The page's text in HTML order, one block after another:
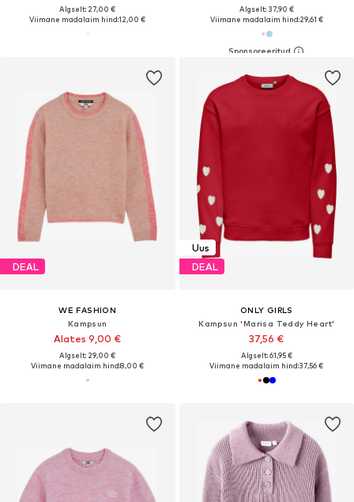
Algselt: 27,00 €
Viimane madalaim hind:12,00 €
Algselt: 37,90 €
Viimane madalaim hind:29,61 €
DEAL
WE FASHION
Kampsun
Alates 9,00 €
Algselt: 29,00 €
Viimane madalaim hind:8,00 €
Uus
DEAL
ONLY GIRLS
Kampsun 'Marisa Teddy Heart'
37,56 €
Algselt: 61,95 €
Viimane madalaim hind:37,56 €